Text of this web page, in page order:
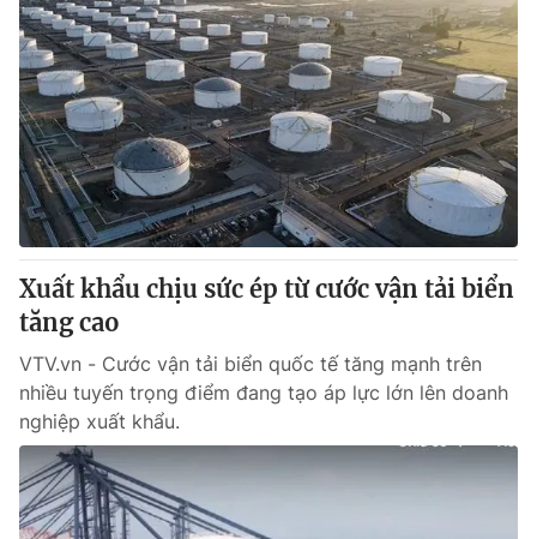
Xuất khẩu chịu sức ép từ cước vận tải biển
tăng cao
VTV.vn - Cước vận tải biển quốc tế tăng mạnh trên
nhiều tuyến trọng điểm đang tạo áp lực lớn lên doanh
nghiệp xuất khẩu.